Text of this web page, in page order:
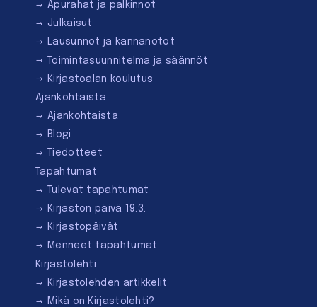
Apurahat ja palkinnot
Julkaisut
Lausunnot ja kannanotot
Toimintasuunnitelma ja säännöt
Kirjastoalan koulutus
Ajankohtaista
Ajankohtaista
Blogi
Tiedotteet
Tapahtumat
Tulevat tapahtumat
Kirjaston päivä 19.3.
Kirjastopäivät
Menneet tapahtumat
Kirjastolehti
Kirjastolehden artikkelit
Mikä on Kirjastolehti?